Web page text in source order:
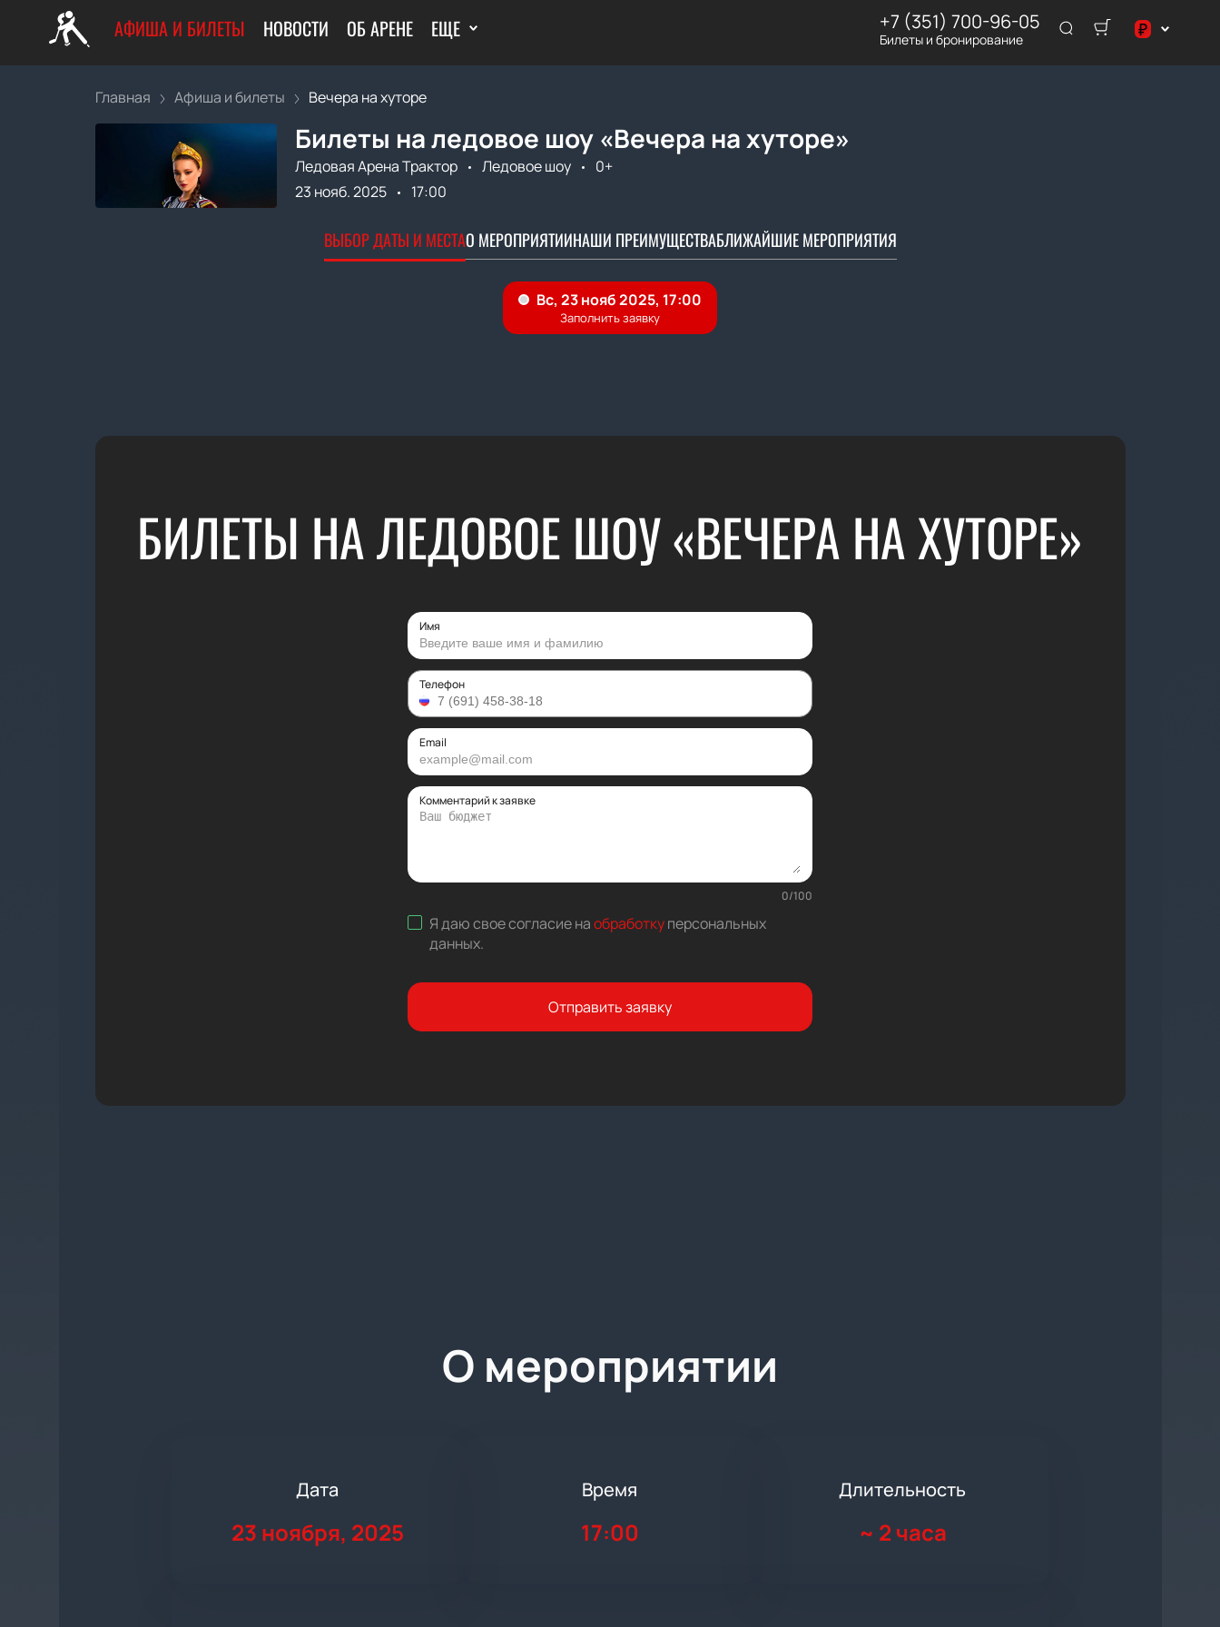
АФИША И БИЛЕТЫ НОВОСТИ ОБ АРЕНЕ ЕЩЕ +7 (351) 700-96-05
Билеты и бронирование ₽
$
Главная Афиша и билеты Вечера на хуторе
Билеты на ледовое шоу «Вечера на хуторе»
Ледовая Арена Трактор Ледовое шоу
0+
23 нояб. 2025
17:00
ВЫБОР ДАТЫ И МЕСТАО МЕРОПРИЯТИИНАШИ ПРЕИМУЩЕСТВАБЛИЖАЙШИЕ МЕРОПРИЯТИЯ
БИЛЕТЫ НА ЛЕДОВОЕ ШОУ «ВЕЧЕРА НА ХУТОРЕ»
Имя
Телефон
Email
Комментарий к заявке
0/100
Я даю свое согласие наобработкуперсональных
данных.
Отправить заявку
О мероприятии
Дата
23 ноября, 2025
Время
17:00
Длительность
~ 2 часа